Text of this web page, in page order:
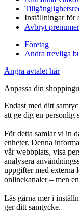
Inställningar för
Avbryt
Företag
Andra trevliga
Ångra avtalet här
Anpassa din
Endast med ditt
att ge dig en personlig
För detta samlar vi in
enheter. Denna
vår webbplats, visa
analysera
uppgifter med externa
onlinekanaler – men
Läs gärna mer i
ger ditt samtycke.